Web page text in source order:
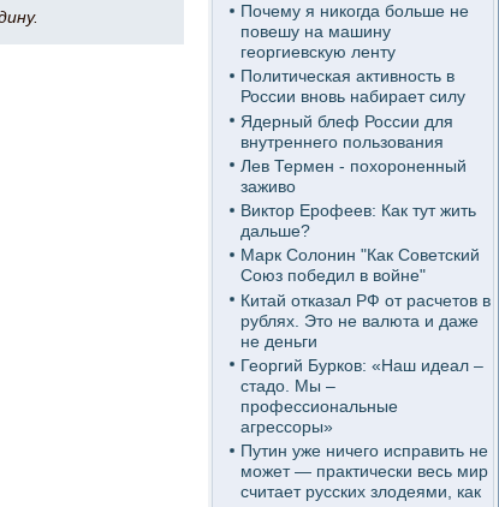
Почему я никогда больше не
повешу на машину
георгиевскую ленту
Политическая активность в
России вновь набирает силу
Ядерный блеф России для
внутреннего пользования
Лев Термен - похороненный
заживо
Виктор Ерофеев: Как тут жить
дальше?
Марк Солонин "Как Советский
Союз победил в войне"
Китай отказал РФ от расчетов в
рублях. Это не валюта и даже
не деньги
Георгий Бурков: «Наш идеал –
стадо. Мы –
профессиональные
агрессоры»
Путин уже ничего исправить не
может — практически весь мир
считает русских злодеями, как